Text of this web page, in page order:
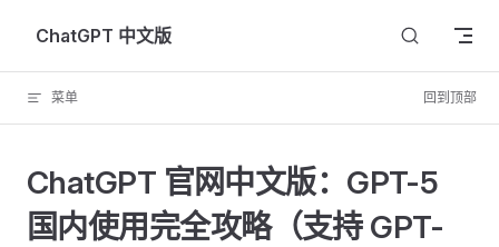
Skip to content
ChatGPT 中文版
菜单 回到顶部
ChatGPT 官网中文版：GPT-5
国内使用完全攻略（支持 GPT-